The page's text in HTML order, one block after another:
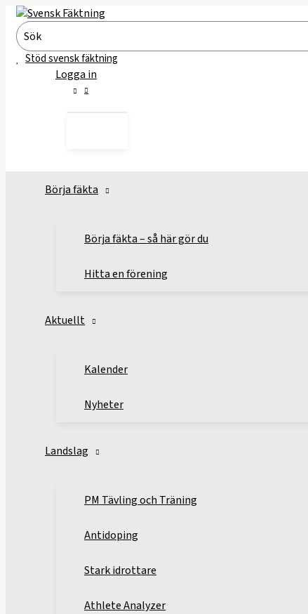
Hoppa
till
innehåll
Search
for:
Stöd svensk fäktning
Logga in
Börja fäkta
Börja fäkta – så här gör du
Hitta en förening
Aktuellt
Kalender
Nyheter
Landslag
PM Tävling och Träning
Antidoping
Stark idrottare
Athlete Analyzer